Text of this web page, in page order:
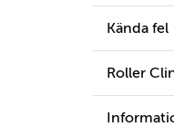
Kända fel
Roller